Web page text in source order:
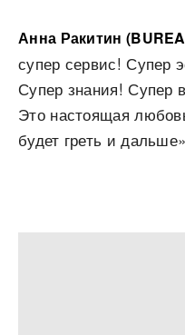
Анна Ракитин
супер сервис! Супер
Супер знания! Супер
Это настоящая
будет греть и